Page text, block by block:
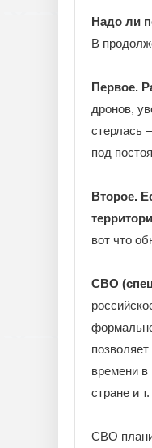
Надо ли
В
Первое.
дронов,
стерлась
под
Второе.
вот что
СВО
времени в
стране и
СВО